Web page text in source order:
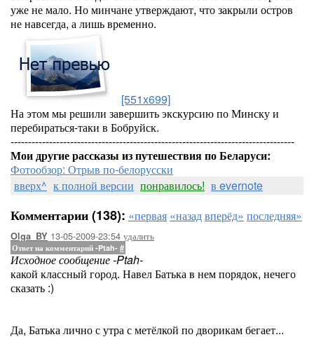
уже не мало. Но минчане утверждают, что закрыли остров
не навсегда, а лишь временно.
[551x699]
На этом мы решили завершить экскурсию по Минску и
перебираться-таки в Бобруйск.
---------------------------------------------------------------------------------
Мои другие рассказы из путешествия по Беларуси:
Фотообзор: Отрыв по-белорусски
вверх^ к полной версии понравилось! в evernote
Комментарии (138): «первая «назадвперёд» последняя»
Olga_BY 13-05-2009-23:54 удалить
Ответ на комментарий -Ptah- #
Исходное сообщение -Ptah-
какой классный город. Навел Батька в нем порядок, нечего
сказать :)
Да, Батька лично с утра с метёлкой по дворикам бегает...